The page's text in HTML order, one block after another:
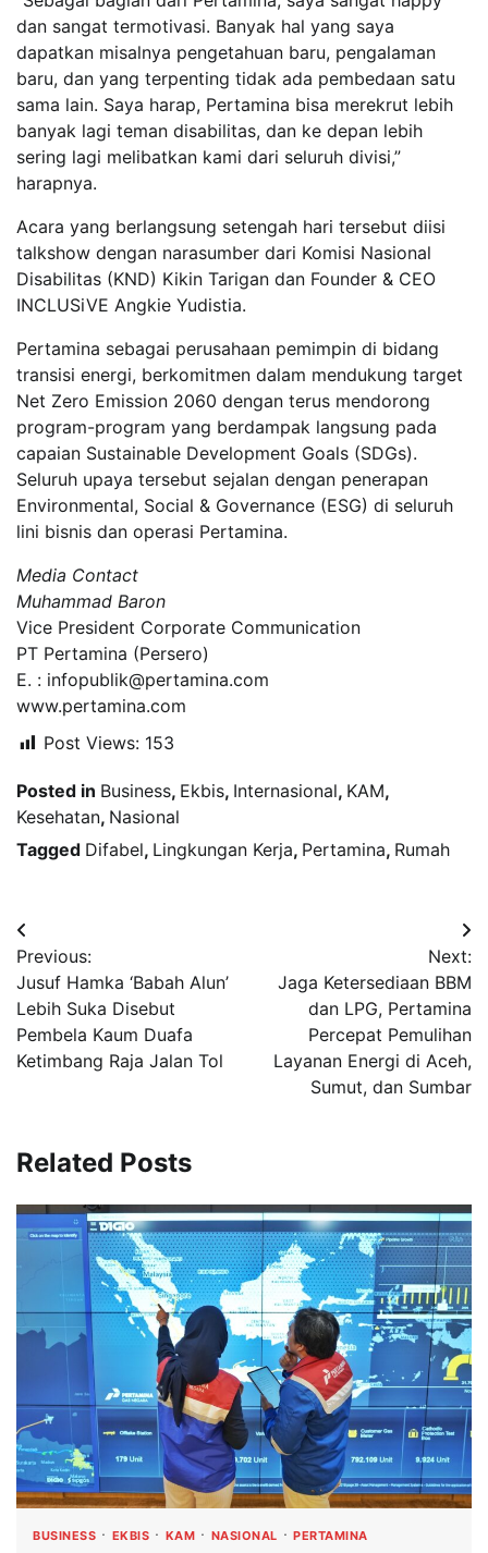
dan sangat termotivasi. Banyak hal yang saya
dapatkan misalnya pengetahuan baru, pengalaman
baru, dan yang terpenting tidak ada pembedaan satu
sama lain. Saya harap, Pertamina bisa merekrut lebih
banyak lagi teman disabilitas, dan ke depan lebih
sering lagi melibatkan kami dari seluruh divisi,”
harapnya.
Acara yang berlangsung setengah hari tersebut diisi
talkshow dengan narasumber dari Komisi Nasional
Disabilitas (KND) Kikin Tarigan dan Founder & CEO
INCLUSiVE Angkie Yudistia.
Pertamina sebagai perusahaan pemimpin di bidang
transisi energi, berkomitmen dalam mendukung target
Net Zero Emission 2060 dengan terus mendorong
program-program yang berdampak langsung pada
capaian Sustainable Development Goals (SDGs).
Seluruh upaya tersebut sejalan dengan penerapan
Environmental, Social & Governance (ESG) di seluruh
lini bisnis dan operasi Pertamina.
Media Contact
Muhammad Baron
Vice President Corporate Communication
PT Pertamina (Persero)
E. : infopublik@pertamina.com
www.pertamina.com
Post Views: 153
Posted in Business, Ekbis, Internasional, KAM,
Kesehatan, Nasional
Tagged Difabel, Lingkungan Kerja, Pertamina, Rumah
Navigasi
pos
Previous:
Jusuf Hamka ‘Babah Alun’
Lebih Suka Disebut
Pembela Kaum Duafa
Ketimbang Raja Jalan Tol
Next:
Jaga Ketersediaan BBM
dan LPG, Pertamina
Percepat Pemulihan
Layanan Energi di Aceh,
Sumut, dan Sumbar
Related Posts
BUSINESS EKBIS KAM NASIONAL PERTAMINA